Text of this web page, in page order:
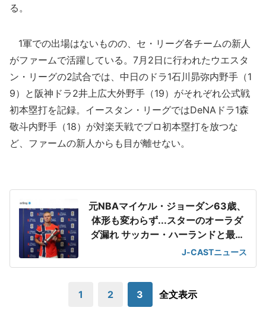
る。
1軍での出場はないものの、セ・リーグ各チームの新人
がファームで活躍している。7月2日に行われたウエスタ
ン・リーグの2試合では、中日のドラ1石川昴弥内野手（1
9）と阪神ドラ2井上広大外野手（19）がそれぞれ公式戦
初本塁打を記録。イースタン・リーグではDeNAドラ1森
敬斗内野手（18）が対楽天戦でプロ初本塁打を放つな
ど、ファームの新人からも目が離せない。
元NBAマイケル・ジョーダン63歳、
体形も変わらず...スターのオーラダ
ダ漏れ サッカー・ハーランドと最強
2ショットJ-CASTニュース
1 2 3 全文表示